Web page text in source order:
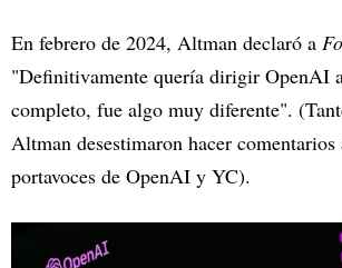
En febrero de 2024, Altman declaró a
"Definitivamente quería dirigir OpenAI
completo, fue algo muy diferente".
Altman desestimaron hacer comentarios
portavoces de OpenAI y YC).